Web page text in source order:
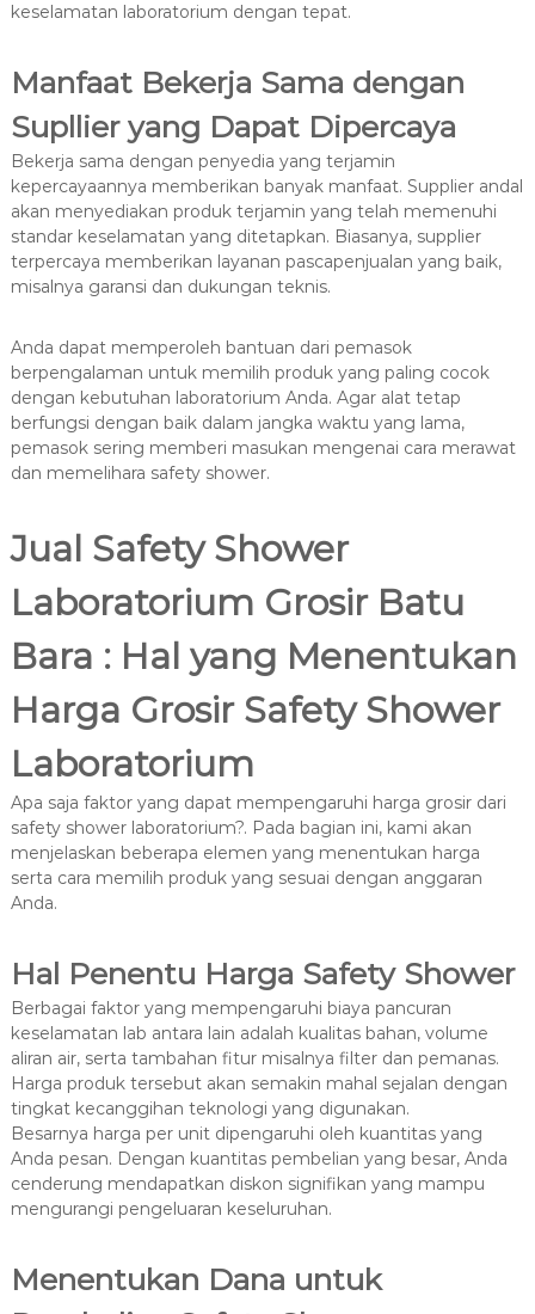
keselamatan laboratorium dengan tepat.
Manfaat Bekerja Sama dengan
Supllier yang Dapat Dipercaya
Bekerja sama dengan penyedia yang terjamin
kepercayaannya memberikan banyak manfaat. Supplier andal
akan menyediakan produk terjamin yang telah memenuhi
standar keselamatan yang ditetapkan. Biasanya, supplier
terpercaya memberikan layanan pascapenjualan yang baik,
misalnya garansi dan dukungan teknis.
Anda dapat memperoleh bantuan dari pemasok
berpengalaman untuk memilih produk yang paling cocok
dengan kebutuhan laboratorium Anda. Agar alat tetap
berfungsi dengan baik dalam jangka waktu yang lama,
pemasok sering memberi masukan mengenai cara merawat
dan memelihara safety shower.
Jual Safety Shower
Laboratorium Grosir Batu
Bara : Hal yang Menentukan
Harga Grosir Safety Shower
Laboratorium
Apa saja faktor yang dapat mempengaruhi harga grosir dari
safety shower laboratorium?. Pada bagian ini, kami akan
menjelaskan beberapa elemen yang menentukan harga
serta cara memilih produk yang sesuai dengan anggaran
Anda.
Hal Penentu Harga Safety Shower
Berbagai faktor yang mempengaruhi biaya pancuran
keselamatan lab antara lain adalah kualitas bahan, volume
aliran air, serta tambahan fitur misalnya filter dan pemanas.
Harga produk tersebut akan semakin mahal sejalan dengan
tingkat kecanggihan teknologi yang digunakan.
Besarnya harga per unit dipengaruhi oleh kuantitas yang
Anda pesan. Dengan kuantitas pembelian yang besar, Anda
cenderung mendapatkan diskon signifikan yang mampu
mengurangi pengeluaran keseluruhan.
Menentukan Dana untuk